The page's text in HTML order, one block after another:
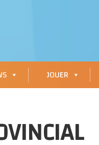
JOUER